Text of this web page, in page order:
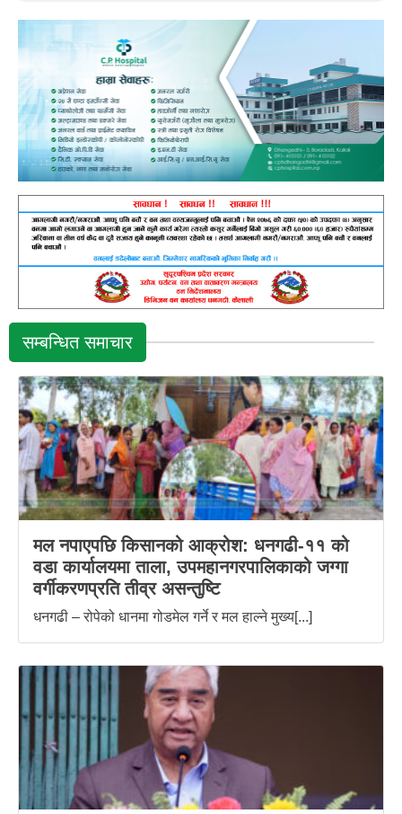
सम्बन्धित समाचार
मल नपाएपछि किसानको आक्रोश: धनगढी-११ को
वडा कार्यालयमा ताला, उपमहानगरपालिकाको जग्गा
वर्गीकरणप्रति तीव्र असन्तुष्टि
धनगढी – रोपेको धानमा गोडमेल गर्ने र मल हाल्ने मुख्य[...]